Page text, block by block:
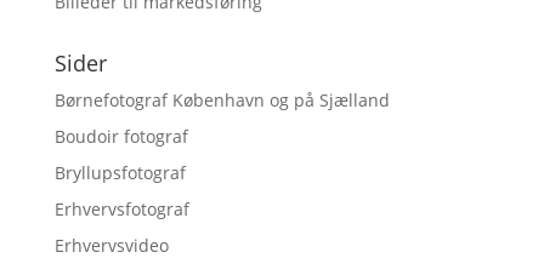
Sider
Børnefotograf København og på Sjælland
Boudoir fotograf
Bryllupsfotograf
Erhvervsfotograf
Erhvervsvideo